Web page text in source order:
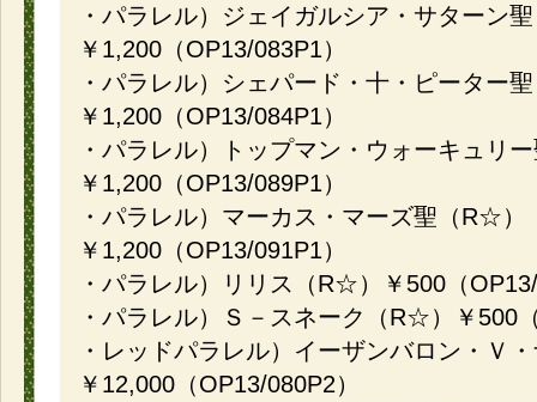
・パラレル）ジェイガルシア・サターン
￥1,200（OP13/083P1）
・パラレル）シェパード・十・ピーター
￥1,200（OP13/084P1）
・パラレル）トップマン・ウォーキュリ
￥1,200（OP13/089P1）
・パラレル）マーカス・マーズ聖（R☆）
￥1,200（OP13/091P1）
・パラレル）リリス（R☆）￥500（
・パラレル）Ｓ－スネーク（R☆）￥500
・レッドパラレル）イーザンバロン・Ｖ
￥12,000（OP13/080P2）